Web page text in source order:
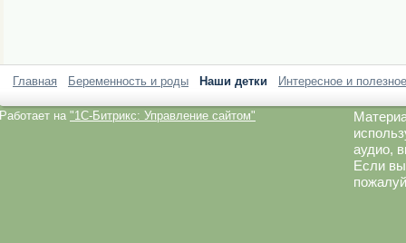
Главная Беременность и роды Наши детки Интересное и полезное
Работает на "1C-Битрикс: Управление сайтом"
аудио,
Если вы